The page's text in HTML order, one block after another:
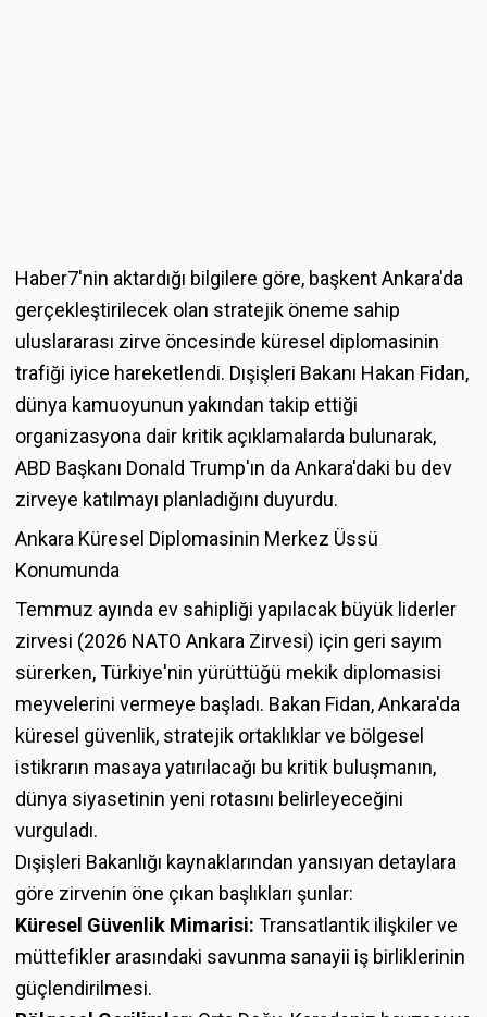
Haber7'nin aktardığı bilgilere göre, başkent Ankara'da
gerçekleştirilecek olan stratejik öneme sahip
uluslararası zirve öncesinde küresel diplomasinin
trafiği iyice hareketlendi. Dışişleri Bakanı Hakan Fidan,
dünya kamuoyunun yakından takip ettiği
organizasyona dair kritik açıklamalarda bulunarak,
ABD Başkanı Donald Trump'ın da Ankara'daki bu dev
zirveye katılmayı planladığını duyurdu.
Ankara Küresel Diplomasinin Merkez Üssü
Konumunda
Temmuz ayında ev sahipliği yapılacak büyük liderler
zirvesi (2026 NATO Ankara Zirvesi) için geri sayım
sürerken, Türkiye'nin yürüttüğü mekik diplomasisi
meyvelerini vermeye başladı. Bakan Fidan, Ankara'da
küresel güvenlik, stratejik ortaklıklar ve bölgesel
istikrarın masaya yatırılacağı bu kritik buluşmanın,
dünya siyasetinin yeni rotasını belirleyeceğini
vurguladı.
Dışişleri Bakanlığı kaynaklarından yansıyan detaylara
göre zirvenin öne çıkan başlıkları şunlar:
Küresel Güvenlik Mimarisi: Transatlantik ilişkiler ve
müttefikler arasındaki savunma sanayii iş birliklerinin
güçlendirilmesi.